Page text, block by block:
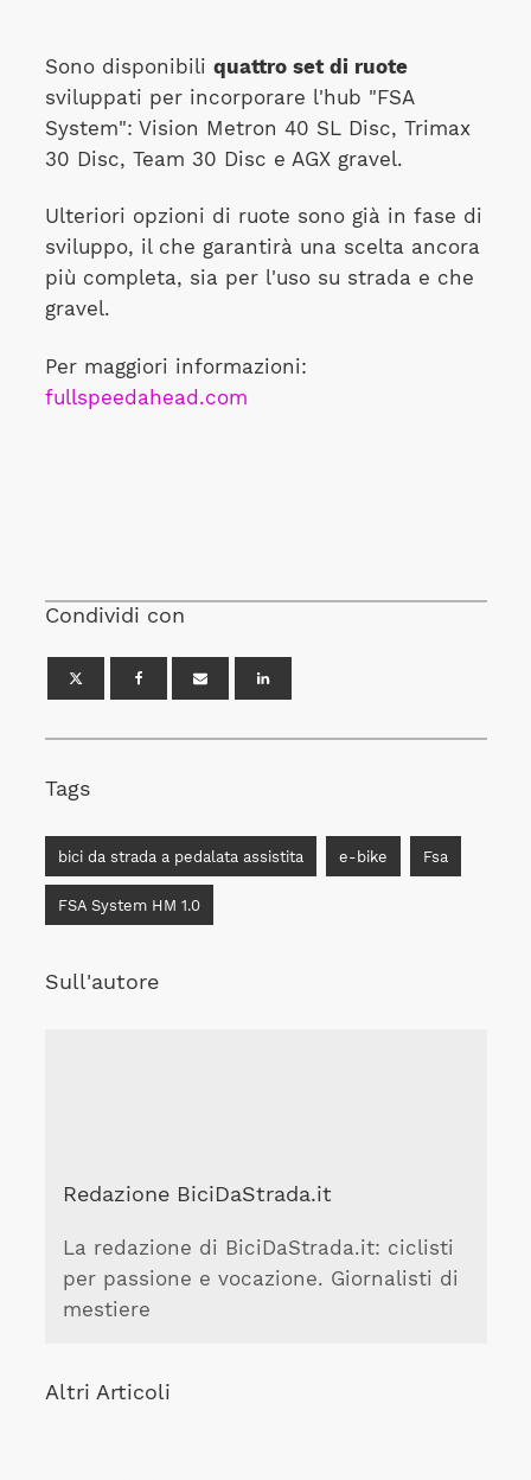
Sono disponibili quattro set di ruote
sviluppati per incorporare l'hub "FSA
System": Vision Metron 40 SL Disc, Trimax
30 Disc, Team 30 Disc e AGX gravel.
Ulteriori opzioni di ruote sono già in fase di
sviluppo, il che garantirà una scelta ancora
più completa, sia per l'uso su strada e che
gravel.
Per maggiori informazioni:
fullspeedahead.com
Condividi con
Tags
bici da strada a pedalata assistita e-bike Fsa
FSA System HM 1.0
Sull'autore
Redazione BiciDaStrada.it
La redazione di BiciDaStrada.it: ciclisti
per passione e vocazione. Giornalisti di
mestiere
Altri Articoli